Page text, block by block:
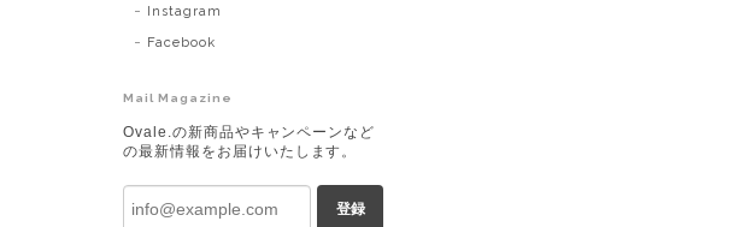
Instagram
Facebook
Mail Magazine
Ovale.の新商品やキャンペーンなど
の最新情報をお届けいたします。
登録